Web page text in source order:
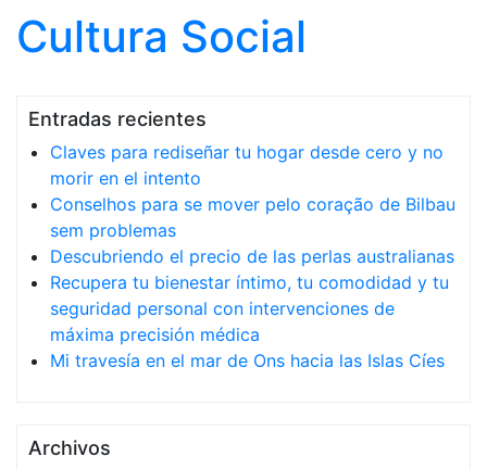
Cultura Social
Entradas recientes
Claves para rediseñar tu hogar desde cero y no
morir en el intento
Conselhos para se mover pelo coração de Bilbau
sem problemas
Descubriendo el precio de las perlas australianas
Recupera tu bienestar íntimo, tu comodidad y tu
seguridad personal con intervenciones de
máxima precisión médica
Mi travesía en el mar de Ons hacia las Islas Cíes
Archivos